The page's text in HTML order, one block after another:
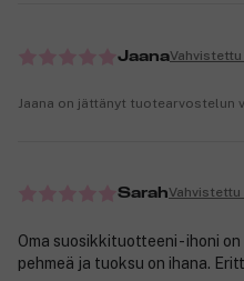
Jaana
Jaana on jättänyt tuotearvostelun
SarahVahvistettu
Oma suosikkituotteeni - ihoni
pehmeä ja tuoksu on ihana.